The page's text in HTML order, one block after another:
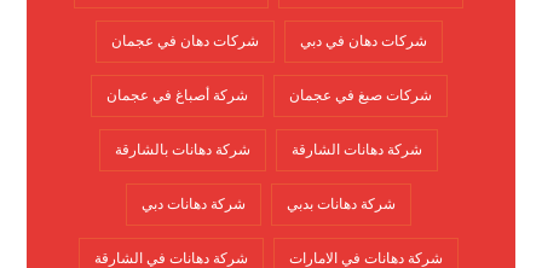
شركات دهان في دبي شركات دهان في عجمان
شركات صبغ في عجمان شركة أصباغ في عجمان
شركة دهانات الشارقة شركة دهانات بالشارقة
شركة دهانات بدبي شركة دهانات دبي
شركة دهانات في الامارات شركة دهانات في الشارقة